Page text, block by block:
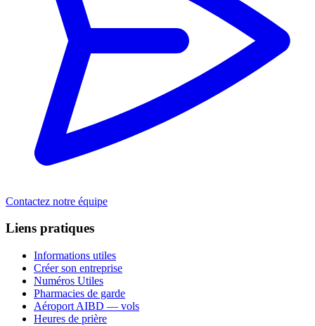
Contactez notre équipe
Liens pratiques
Informations utiles
Créer son entreprise
Numéros Utiles
Pharmacies de garde
Aéroport AIBD — vols
Heures de prière